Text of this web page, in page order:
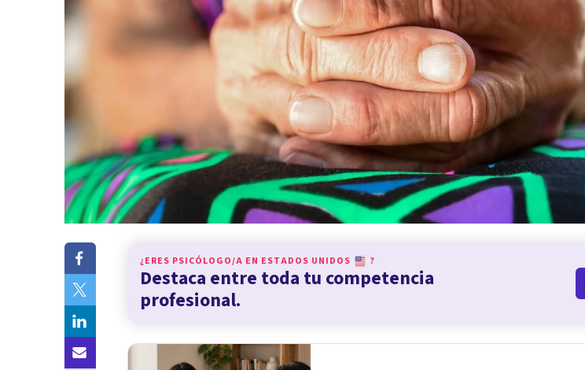
¿ERES PSICÓLOGO/A EN ESTADOS UNIDOS ?
Destaca entre toda tu competencia
profesional.